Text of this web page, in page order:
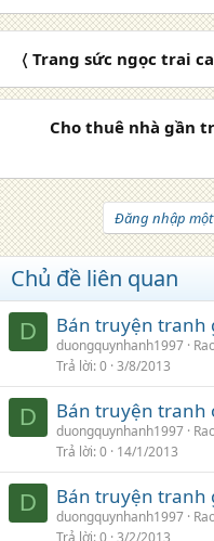
〈 Trang sức ngọc trai
Cho thuê nhà gần
Đăng nhập
Chủ đề liên quan
D Bán truyện tranh
duongquynhanh1997
Trả lời 0 3/8/2013
D Bán truyện tranh
duongquynhanh1997
Trả lời 0 14/1/2013
D Bán truyện tranh
duongquynhanh1997
Trả lời 0 3/2/2013